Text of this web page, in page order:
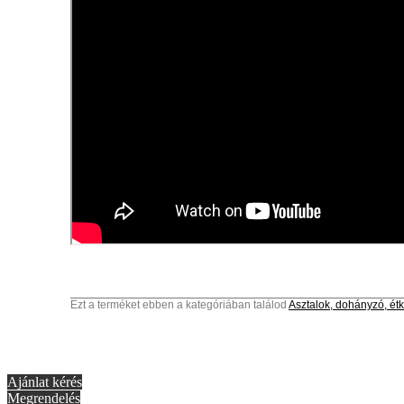
Ezt a terméket ebben a kategóriában találod Asztalok, dohányzó,
Ajánlat kérés
Megrendelés